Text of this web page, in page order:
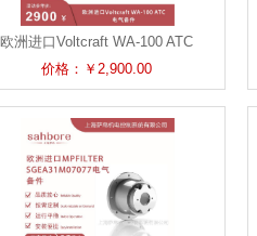
欧洲进口Voltcraft WA-100 ATC
电气备件
价格：￥2,900.00